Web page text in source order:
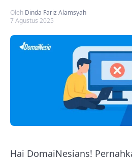
Oleh Dinda Fariz Alamsyah
7 Agustus 2025
Hai DomaiNesians!